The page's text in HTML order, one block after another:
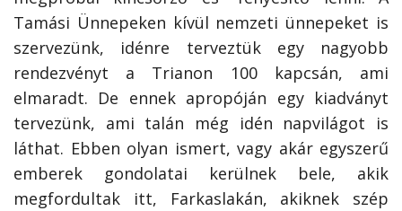
Tamási Ünnepeken kívül nemzeti ünnepeket is
szervezünk, idénre terveztük egy nagyobb
rendezvényt a Trianon 100 kapcsán, ami
elmaradt. De ennek apropóján egy kiadványt
tervezünk, ami talán még idén napvilágot is
láthat. Ebben olyan ismert, vagy akár egyszerű
emberek gondolatai kerülnek bele, akik
megfordultak itt, Farkaslakán, akiknek szép